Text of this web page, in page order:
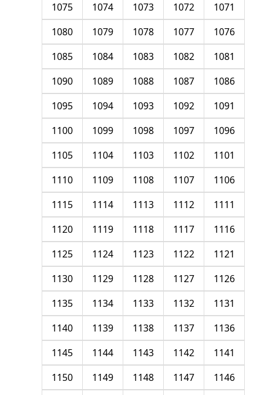
1071
1072
1073
1074
1075
1076
1077
1078
1079
1080
1081
1082
1083
1084
1085
1086
1087
1088
1089
1090
1091
1092
1093
1094
1095
1096
1097
1098
1099
1100
1101
1102
1103
1104
1105
1106
1107
1108
1109
1110
1111
1112
1113
1114
1115
1116
1117
1118
1119
1120
1121
1122
1123
1124
1125
1126
1127
1128
1129
1130
1131
1132
1133
1134
1135
1136
1137
1138
1139
1140
1141
1142
1143
1144
1145
1146
1147
1148
1149
1150